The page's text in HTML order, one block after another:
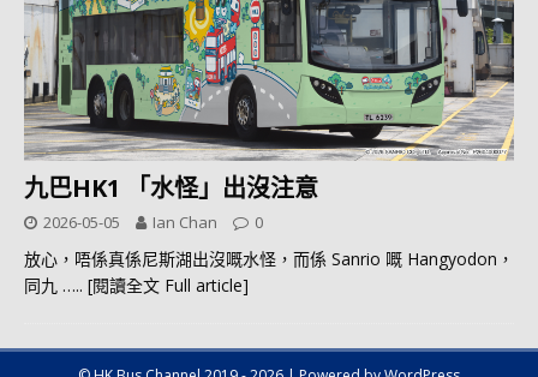
九巴HK1 「水怪」出沒注意
2026-05-05 Ian Chan 0
放心，唔係真係尼斯湖出沒嘅水怪，而係 Sanrio 嘅 Hangyodon，
同九 ….. [閱讀全文 Full article]